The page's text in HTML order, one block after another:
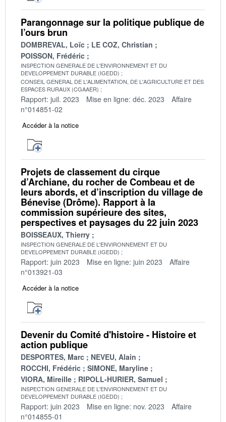
Parangonnage sur la politique publique de
l’ours brun
DOMBREVAL, Loïc
LE COZ, Christian
POISSON, Frédéric
INSPECTION GENERALE DE L'ENVIRONNEMENT ET DU
DEVELOPPEMENT DURABLE (IGEDD)
CONSEIL GENERAL DE L'ALIMENTATION, DE L'AGRICULTURE ET DES
ESPACES RURAUX (CGAAER)
Rapport: juil. 2023 Mise en ligne: déc. 2023
Affaire
n°014851-02
Accéder à la notice
Projets de classement du cirque
d’Archiane, du rocher de Combeau et de
leurs abords, et d’inscription du village de
Bénevise (Drôme). Rapport à la
commission supérieure des sites,
perspectives et paysages du 22 juin 2023
BOISSEAUX, Thierry
INSPECTION GENERALE DE L'ENVIRONNEMENT ET DU
DEVELOPPEMENT DURABLE (IGEDD)
Rapport: juin 2023 Mise en ligne: juin 2023
Affaire
n°013921-03
Accéder à la notice
Devenir du Comité d'histoire - Histoire et
action publique
DESPORTES, Marc
NEVEU, Alain
ROCCHI, Frédéric
SIMONE, Maryline
VIORA, Mireille
RIPOLL-HURIER, Samuel
INSPECTION GENERALE DE L'ENVIRONNEMENT ET DU
DEVELOPPEMENT DURABLE (IGEDD)
Rapport: juin 2023 Mise en ligne: nov. 2023
Affaire
n°014855-01